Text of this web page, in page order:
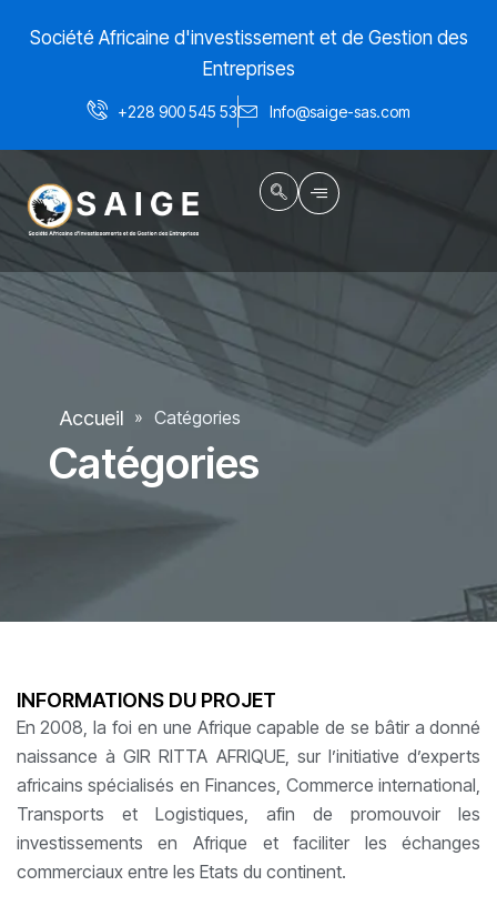
Société Africaine d'investissement et de Gestion des
Entreprises
+228 900 545 53 Info@saige-sas.com
Accueil » Catégories
Catégories
INFORMATIONS DU PROJET
En 2008, la foi en une Afrique capable de se bâtir a donné
naissance à GIR RITTA AFRIQUE, sur l’initiative d’experts
africains spécialisés en Finances, Commerce international,
Transports et Logistiques, afin de promouvoir les
investissements en Afrique et faciliter les échanges
commerciaux entre les Etats du continent.